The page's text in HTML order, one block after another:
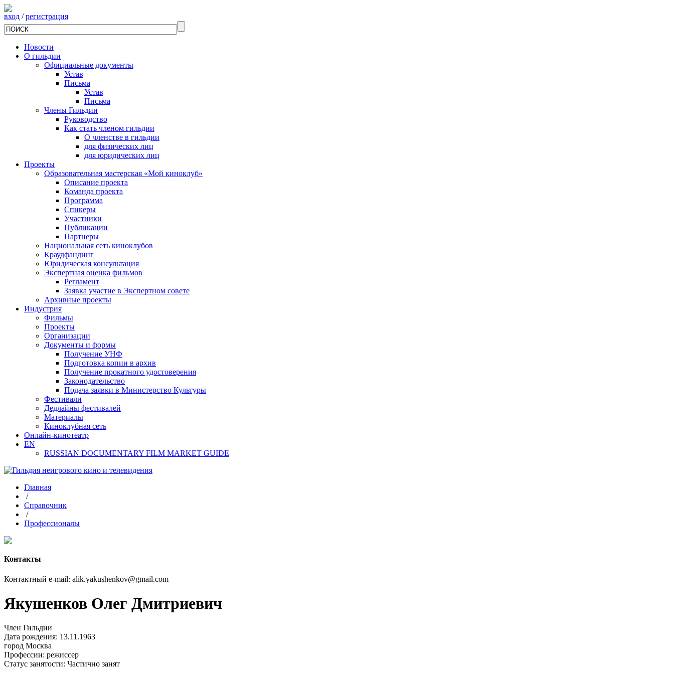
вход /регистрация
Новости
О гильдии
Официальные документы
Устав
Письма
Устав
Письма
Члены Гильдии
Руководство
Как стать членом гильдии
О членстве в гильдии
для физических лиц
для юридических лиц
Проекты
Образовательная мастерская «Мой киноклуб»
Описание проекта
Команда проекта
Программа
Спикеры
Участники
Публикации
Партнеры
Национальная сеть киноклубов
Краудфандинг
Юридическая консультация
Экспертная оценка фильмов
Регламент
Заявка участие в Экспертном совете
Архивные проекты
Индустрия
Фильмы
Проекты
Организации
Документы и формы
Получение УНФ
Подготовка копии в архив
Получение прокатного удостоверения
Законодательство
Подача заявки в Министерство Культуры
Фестивали
Дедлайны фестивалей
Материалы
Киноклубная сеть
Онлайн-кинотеатр
EN
RUSSIAN DOCUMENTARY FILM MARKET GUIDE
Главная
/
Справочник
/
Профессионалы
Контакты
Контактный e-mail: alik.yakushenkov@gmail.com
Якушенков Олег Дмитриевич
Член Гильдии
Дата рождения: 13.11.1963
город Москва
Профессии: режиссер
Статус занятости: Частично занят